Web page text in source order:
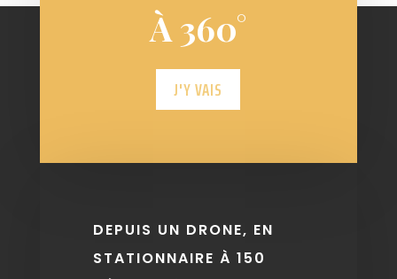
À 360°
J'Y VAIS
DEPUIS UN DRONE, EN
STATIONNAIRE À 150